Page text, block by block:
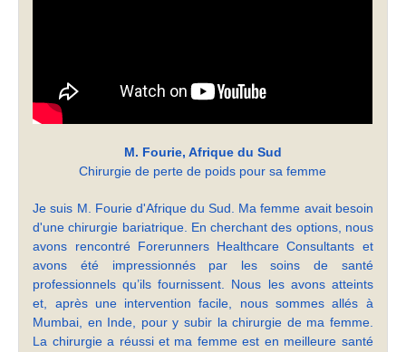
M. Fourie, Afrique du Sud
Chirurgie de perte de poids pour sa femme
Je suis M. Fourie d'Afrique du Sud. Ma femme avait besoin
d'une chirurgie bariatrique. En cherchant des options, nous
avons rencontré Forerunners Healthcare Consultants et
avons été impressionnés par les soins de santé
professionnels qu’ils fournissent. Nous les avons atteints
et, après une intervention facile, nous sommes allés à
Mumbai, en Inde, pour y subir la chirurgie de ma femme.
La chirurgie a réussi et ma femme est en meilleure santé